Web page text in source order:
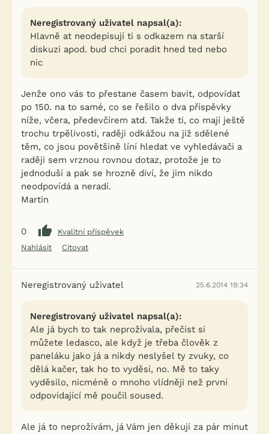
Neregistrovaný uživatel napsal(a):
Hlavně at neodepisují ti s odkazem na starší
diskuzi apod. bud chci poradit hned ted nebo
nic
Jenže ono vás to přestane časem bavit, odpovídat
po 150. na to samé, co se řešilo o dva příspěvky
níže, včera, předevčírem atd. Takže ti, co mají ještě
trochu trpělivosti, raději odkážou na již sdělené
těm, co jsou povětšině líní hledat ve vyhledávači a
raději sem vrznou rovnou dotaz, protože je to
jednoduší a pak se hrozně diví, že jim nikdo
neodpovídá a neradí.
Martin
0
Kvalitní příspěvek
Nahlásit
Citovat
Neregistrovaný uživatel 25.6.2014 19:34
Neregistrovaný uživatel napsal(a):
Ale já bych to tak neprožívala, přečíst si
můžete ledasco, ale když je třeba člověk z
paneláku jako já a nikdy neslyšel ty zvuky, co
dělá kačer, tak ho to vyděsí, no. Mě to taky
vyděsilo, nicméně o mnoho vlídněji než první
odpovídající mě poučil soused.
Ale já to neprožívám, já Vám jen děkují za pár minut
iFauna nově nabízí limitované
registrované uživatele.
👉 Exkluzivní akce, slevy a novinky od našich ověřených
partnerů
🎁 A teď navíc dárek: 200 Kč kredit do F-konta. 🎉
Více informací o souhlasu s marketingem třetích stran
najdete zde .
PŘIHLÁSIT SE K NEWSLETTERU A VYZVEDNOUT DÁREK. 🎁
NE, DĚKUJI